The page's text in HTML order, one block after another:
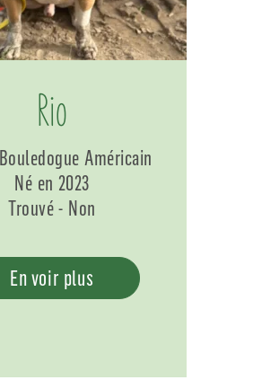
Rio
Américain
Né en 2023
Trouvé - Non
En voir plus